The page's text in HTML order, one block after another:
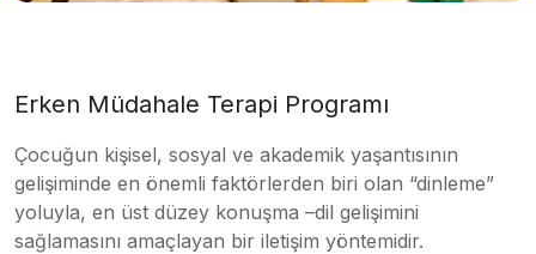
Erken Müdahale Terapi Programı
Çocuğun kişisel, sosyal ve akademik yaşantısının
gelişiminde en önemli faktörlerden biri olan “dinleme”
yoluyla, en üst düzey konuşma –dil gelişimini
sağlamasını amaçlayan bir iletişim yöntemidir.